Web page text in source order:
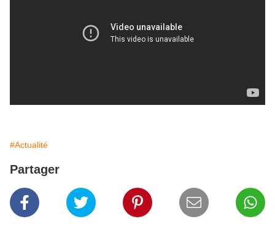
#Actualité
Partager